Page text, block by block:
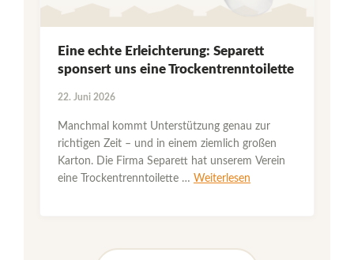
Eine echte Erleichterung: Separett
sponsert uns eine Trockentrenntoilette
22. Juni 2026
Manchmal kommt Unterstützung genau zur
richtigen Zeit – und in einem ziemlich großen
Karton. Die Firma Separett hat unserem Verein
eine Trockentrenntoilette … Weiterlesen